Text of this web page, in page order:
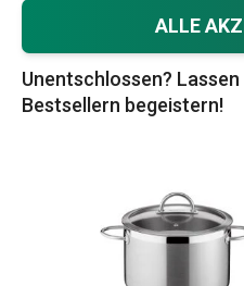
ALLE
Unentschlossen?
Bestsellern begeistern!